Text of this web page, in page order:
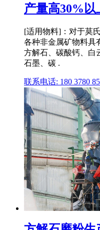
产量高30%以
[适用物料]：对于莫
各种非金属矿物料具
方解石、碳酸钙、白
石墨、碳 .
联系电话: 180 3780